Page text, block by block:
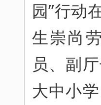
园”行动
生崇尚
员、副
大中小